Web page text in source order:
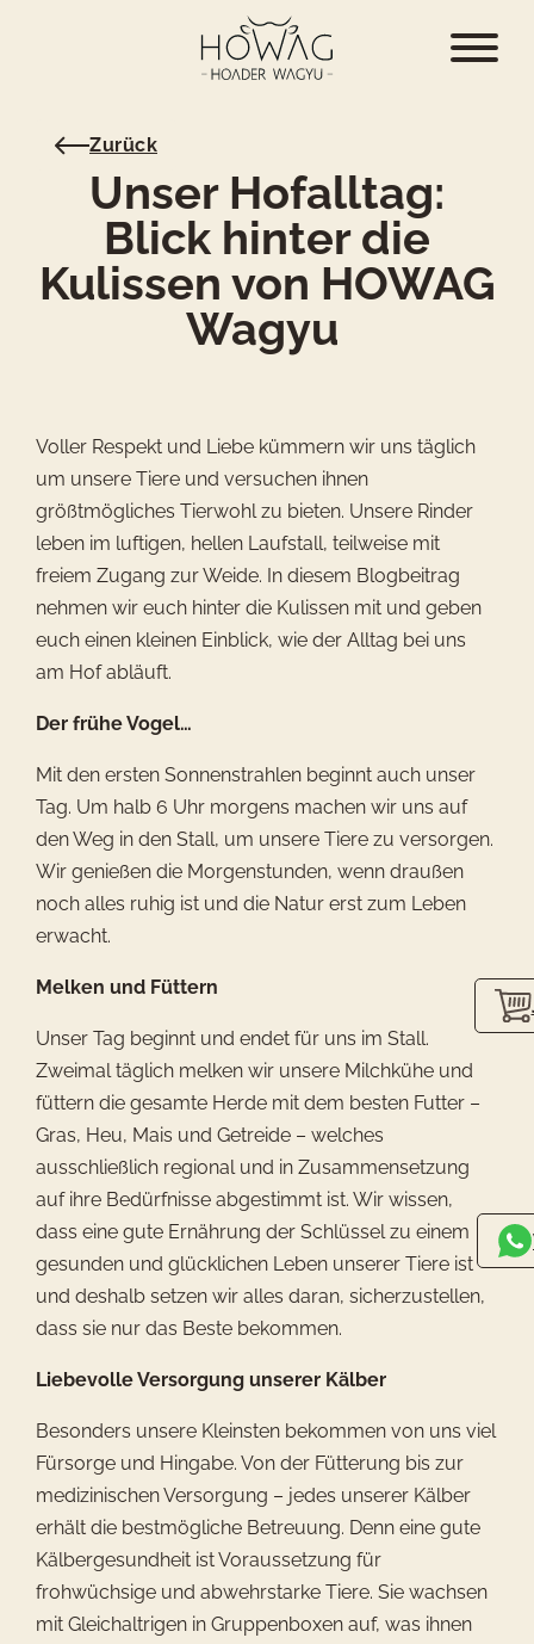
Zurück
Unser Hofalltag:
Blick hinter die
Kulissen von HOWAG
Wagyu
Voller Respekt und Liebe kümmern wir uns täglich
um unsere Tiere und versuchen ihnen
größtmögliches Tierwohl zu bieten. Unsere Rinder
leben im luftigen, hellen Laufstall, teilweise mit
freiem Zugang zur Weide. In diesem Blogbeitrag
nehmen wir euch hinter die Kulissen mit und geben
euch einen kleinen Einblick, wie der Alltag bei uns
am Hof abläuft.
Der frühe Vogel…
Mit den ersten Sonnenstrahlen beginnt auch unser
Tag. Um halb 6 Uhr morgens machen wir uns auf
den Weg in den Stall, um unsere Tiere zu versorgen.
Wir genießen die Morgenstunden, wenn draußen
noch alles ruhig ist und die Natur erst zum Leben
erwacht.
Melken und Füttern
Unser Tag beginnt und endet für uns im Stall.
Zweimal täglich melken wir unsere Milchkühe und
füttern die gesamte Herde mit dem besten Futter –
Gras, Heu, Mais und Getreide – welches
ausschließlich regional und in Zusammensetzung
auf ihre Bedürfnisse abgestimmt ist. Wir wissen,
dass eine gute Ernährung der Schlüssel zu einem
gesunden und glücklichen Leben unserer Tiere ist
und deshalb setzen wir alles daran, sicherzustellen,
dass sie nur das Beste bekommen.
Liebevolle Versorgung unserer Kälber
Besonders unsere Kleinsten bekommen von uns viel
Fürsorge und Hingabe. Von der Fütterung bis zur
medizinischen Versorgung – jedes unserer Kälber
erhält die bestmögliche Betreuung. Denn eine gute
Kälbergesundheit ist Voraussetzung für
frohwüchsige und abwehrstarke Tiere. Sie wachsen
mit Gleichaltrigen in Gruppenboxen auf, was ihnen